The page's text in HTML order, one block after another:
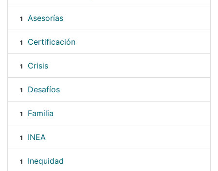
1 Asesorías
1 Certificación
1 Crisis
1 Desafíos
1 Familia
1 INEA
1 Inequidad